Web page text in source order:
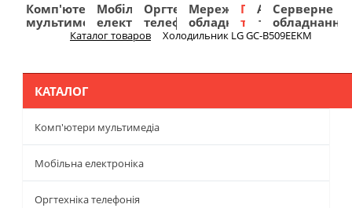
Комп'ютери
мультимедіа
Мобільна
електроніка
Оргтехніка
телефонія
Мережеве
обладнання
Побутова
техніка
TV
та
Аудіо
Фото
та
відео
Авто
та
навігація
Серверне
обладнання
Каталог товаров Холодильник LG GC-B509EEKM
КАТАЛОГ
Комп'ютери мультимедіа
Мобільна електроніка
Оргтехніка телефонія